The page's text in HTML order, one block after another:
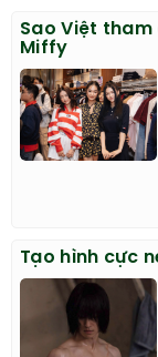
Sao Việt tham
Miffy
Tạo hình cực